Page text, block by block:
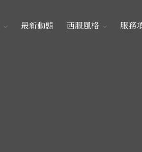
最新動態 西服風格 服務